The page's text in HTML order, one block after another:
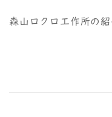
森山ロクロ工作所の紹